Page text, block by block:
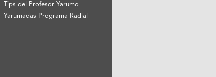
Tips del Profesor Yarumo
Yarumadas Programa Radial